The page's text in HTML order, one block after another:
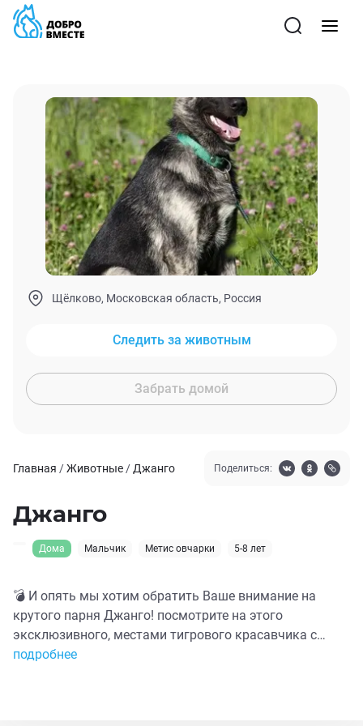
Щёлково, Московская область, Россия
Следить за животным
Забрать домой
Главная /Животные / Джанго Поделиться:
Джанго
Дома Мальчик Метис овчарки 5-8 лет
💣 И опять мы хотим обратить Ваше внимание на
крутого парня Джанго! посмотрите на этого
эксклюзивного, местами тигрового красавчика с
роскошными ушами и благородным профилем 😃
подробнее